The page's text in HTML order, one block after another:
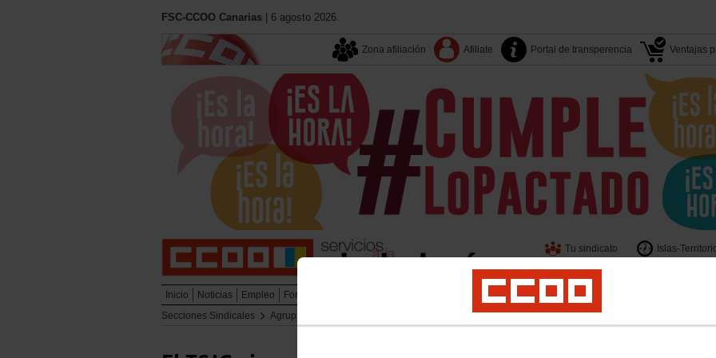
FSC-CCOO Canarias | 6 agosto 2026.
Zona afiliación Afiliate Portal de transperencia Ventajas
Tu sindicato
Islas-
Sectores
Inicio Noticias Empleo Formación Políticas Sociales Salud Laboral Medio Ambiente
Secciones Sindicales
Agrupación de Bomberas y Bomberos de Canarias Enlaces